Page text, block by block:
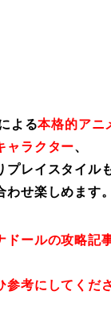
よる本格的アニ
ャラクター、
プレイスタイル
せ楽しめます。
ドールの攻略記
参考にしてくだ